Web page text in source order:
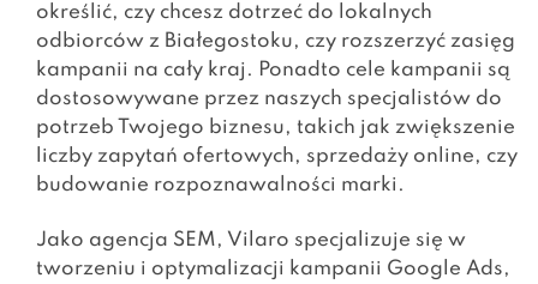
określić, czy chcesz dotrzeć do lokalnych
odbiorców z Białegostoku, czy rozszerzyć zasięg
kampanii na cały kraj. Ponadto cele kampanii są
dostosowywane przez naszych specjalistów do
potrzeb Twojego biznesu, takich jak zwiększenie
liczby zapytań ofertowych, sprzedaży online, czy
budowanie rozpoznawalności marki.
Jako agencja SEM, Vilaro specjalizuje się w
tworzeniu i optymalizacji kampanii Google Ads,